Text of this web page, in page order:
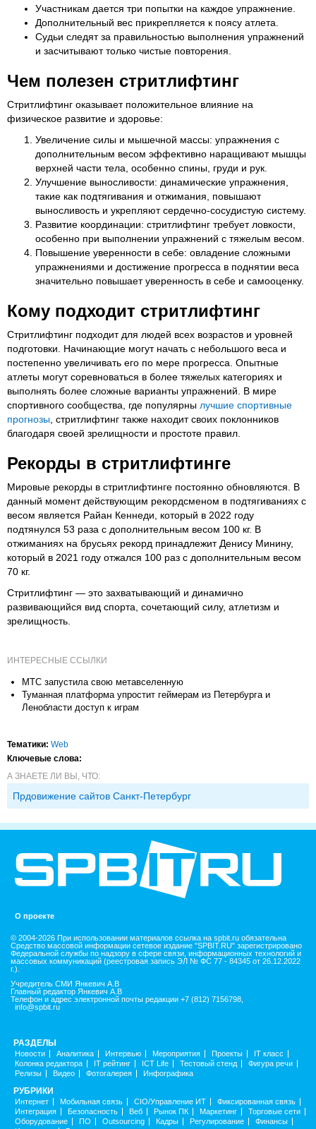
Участникам дается три попытки на каждое упражнение.
Дополнительный вес прикрепляется к поясу атлета.
Судьи следят за правильностью выполнения упражнений
и засчитывают только чистые повторения.
Чем полезен стритлифтинг
Стритлифтинг оказывает положительное влияние на
физическое развитие и здоровье:
Увеличение силы и мышечной массы: упражнения с
дополнительным весом эффективно наращивают мышцы
верхней части тела, особенно спины, груди и рук.
Улучшение выносливости: динамические упражнения,
такие как подтягивания и отжимания, повышают
выносливость и укрепляют сердечно-сосудистую систему.
Развитие координации: стритлифтинг требует ловкости,
особенно при выполнении упражнений с тяжелым весом.
Повышение уверенности в себе: овладение сложными
упражнениями и достижение прогресса в поднятии веса
значительно повышает уверенность в себе и самооценку.
Кому подходит стритлифтинг
Стритлифтинг подходит для людей всех возрастов и уровней
подготовки. Начинающие могут начать с небольшого веса и
постепенно увеличивать его по мере прогресса. Опытные
атлеты могут соревноваться в более тяжелых категориях и
выполнять более сложные варианты упражнений. В мире
спортивного сообщества, где популярны лучшие спортивные
прогнозы , стритлифтинг также находит своих поклонников
благодаря своей зрелищности и простоте правил.
Рекорды в стритлифтинге
Мировые рекорды в стритлифтинге постоянно обновляются. В
данный момент действующим рекордсменом в подтягиваниях с
весом является Райан Кеннеди, который в 2022 году
подтянулся 53 раза с дополнительным весом 100 кг. В
отжиманиях на брусьях рекорд принадлежит Денису Минину,
который в 2021 году отжался 100 раз с дополнительным весом
70 кг.
Стритлифтинг — это захватывающий и динамично
развивающийся вид спорта, сочетающий силу, атлетизм и
зрелищность.
ИНТЕРЕСНЫЕ ССЫЛКИ
МТС запустила свою метавселенную
Туманная платформа упростит геймерам из Петербурга и
Ленобласти доступ к играм
Тематики: Web
Ключевые слова:
А ЗНАЕТЕ ЛИ ВЫ, ЧТО:
Прдовижение сайтов Санкт-Петербург
О проекте
© 2004-2026 При использовании материалов ссылка на spbit.ru обязательна
Средство массовой информации сетевое издание "SPBIT.RU" зарегистрировано
Федеральной службы по надзору в сфере связи, информационных технологий и
массовых коммуникаций (реестровая запись ЭЛ № ФС 77 - 84345 от 26.12.2022
г.).
Учредитель СМИ Янкевич А.В
Главный редактор Янкевич А.В
Телефон и адрес электронной почты редакции +7 (812) 7156798,
info@spbit.ru
РАЗДЕЛЫ
Новости Аналитика Интервью Мероприятия Проекты
IT класс
Колонка редактора
IT рейтинг ICT Life Тестовый стенд
Фигура речи
Релизы
Видео Фотогалерея Инфографика
РУБРИКИ
Интернет Мобильная связь CIO/Управление ИТ
Фиксированная связь
Интеграция
Безопасность Веб Рынок ПК Маркетинг
Торговые сети
Оборудование
ПО Outsourcing Кадры Регулирование
Финансы